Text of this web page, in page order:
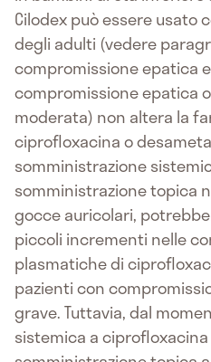
Cilodex può essere usato
degli adulti (vedere
compromissione epatica
compromissione epatica
moderata) non altera la
ciprofloxacina o
somministrazione
somministrazione topica
gocce auricolari,
piccoli incrementi nelle
plasmatiche di
pazienti con
grave. Tuttavia, dal
sistemica a